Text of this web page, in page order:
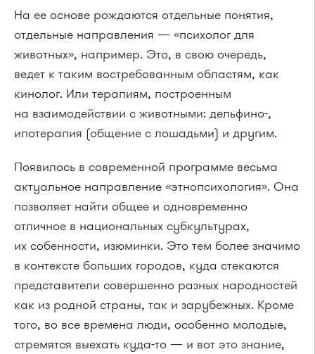
На ее основе рождаются отдельные понятия,
отдельные направления — «психолог для
животных», например. Это, в свою очередь,
ведет к таким востребованным областям, как
кинолог. Или терапиям, построенным
на взаимодействии с животными: дельфино-,
ипотерапия (общение с лошадьми) и другим.
Появилось в современной программе весьма
актуальное направление «этнопсихология». Она
позволяет найти общее и одновременно
отличное в национальных субкультурах,
их собенности, изюминки. Это тем более значимо
в контексте больших городов, куда стекаются
представители совершенно разных народностей
как из родной страны, так и зарубежных. Кроме
того, во все времена люди, особенно молодые,
стремятся выехать куда-то — и вот это знание,